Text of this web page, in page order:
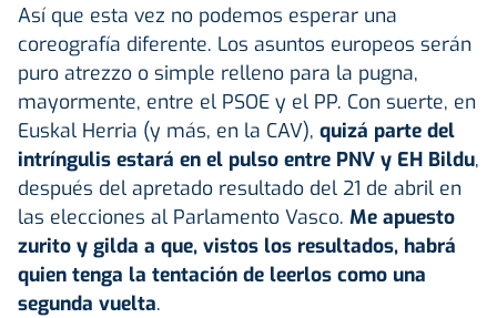
Así que esta vez no podemos esperar una
coreografía diferente. Los asuntos europeos serán
puro atrezzo o simple relleno para la pugna,
mayormente, entre el PSOE y el PP. Con suerte, en
Euskal Herria (y más, en la CAV), quizá parte del
intríngulis estará en el pulso entre PNV y EH Bildu,
después del apretado resultado del 21 de abril en
las elecciones al Parlamento Vasco. Me apuesto
zurito y gilda a que, vistos los resultados, habrá
quien tenga la tentación de leerlos como una
segunda vuelta.